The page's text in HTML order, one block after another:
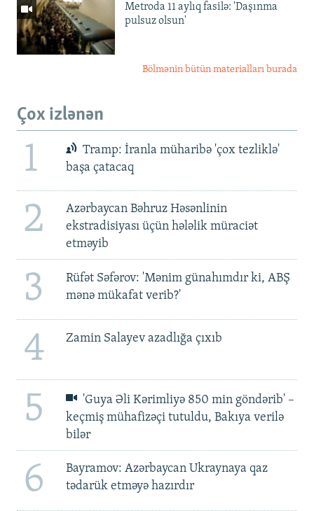
Metroda 11 aylıq fasilə: 'Daşınma
pulsuz olsun'
Bölmənin bütün materialları burada
Çox izlənən
1
Tramp: İranla müharibə 'çox tezliklə'
başa çatacaq
2
Azərbaycan Bəhruz Həsənlinin
ekstradisiyası üçün hələlik müraciət
etməyib
3
Rüfət Səfərov: 'Mənim günahımdır ki, ABŞ
mənə mükafat verib?'
4 Zamin Salayev azadlığa çıxıb
5
'Guya Əli Kərimliyə 850 min göndərib' –
keçmiş mühafizəçi tutuldu, Bakıya verilə
bilər
6
Bayramov: Azərbaycan Ukraynaya qaz
tədarük etməyə hazırdır